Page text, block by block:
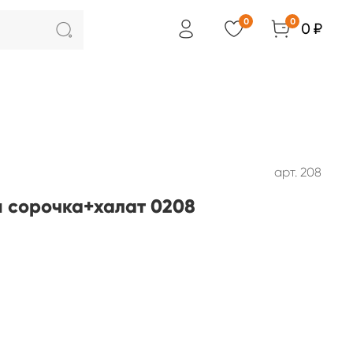
0 0
0 ₽
арт. 208
0208